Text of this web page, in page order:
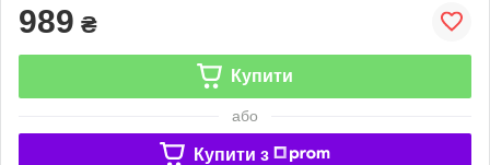
989 ₴
Купити
або
Купити з